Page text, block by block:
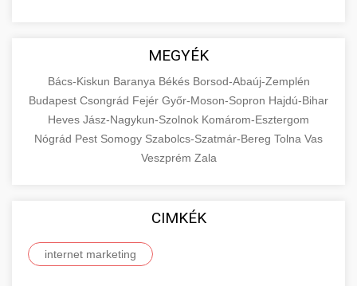
MEGYÉK
Bács-Kiskun Baranya Békés Borsod-Abaúj-Zemplén
Budapest Csongrád Fejér Győr-Moson-Sopron Hajdú-Bihar
Heves Jász-Nagykun-Szolnok Komárom-Esztergom
Nógrád Pest Somogy Szabolcs-Szatmár-Bereg Tolna Vas
Veszprém Zala
CIMKÉK
internet marketing